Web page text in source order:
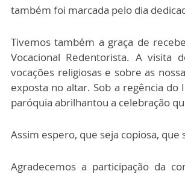
também foi marcada pelo dia
Tivemos também a graça de
Vocacional Redentorista. A
vocações religiosas e sobre as
exposta no altar. Sob a regência do
paróquia abrilhantou a celebração
Assim espero, que seja copiosa, que
Agradecemos a participação da